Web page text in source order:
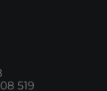
519